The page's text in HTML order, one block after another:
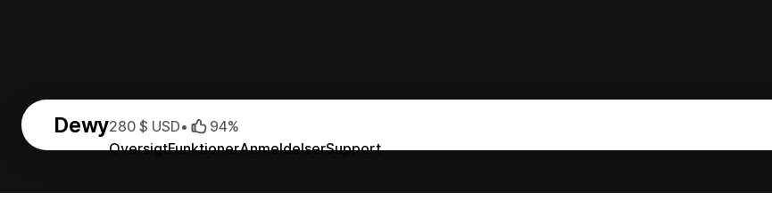
Dewy
OversigtFunktionerAnmeldelserSupport
280 $ USD• 94%